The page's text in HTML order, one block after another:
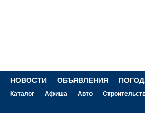
НОВОСТИ ОБЪЯВЛЕНИЯ
Каталог Афиша Авто